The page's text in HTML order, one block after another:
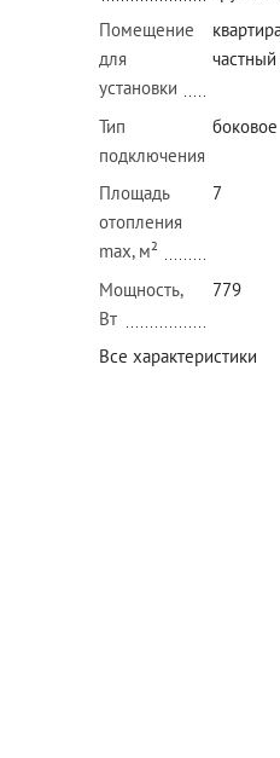
Помещение
для
установки
Тип
подключения
боковое
Площадь
отопления
max, м²
7
Мощность,
Вт
779
Все характеристики